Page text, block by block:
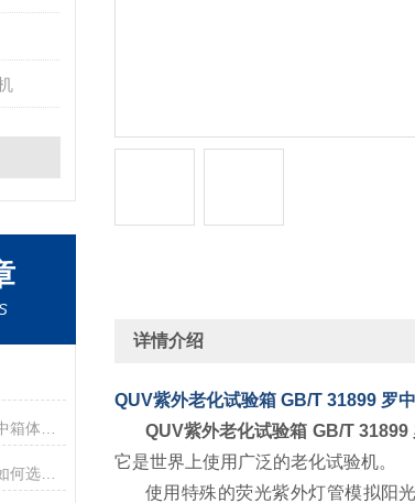
爱色丽之化妆品色彩测量工具如何选择？
详情介绍
QUV紫外老化试验箱 GB/T 31899 罗
QUV紫外老化试验箱 GB/T 31899
它是世界上使用广泛的老化试验机。
使用特殊的荧光紫外灯管模拟阳